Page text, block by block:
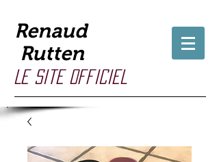
Renaud
Rutten
Le site officiel